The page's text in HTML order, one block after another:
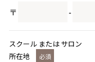
〒 -
スクール または サロン
所在地
必須